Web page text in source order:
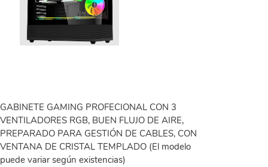
GABINETE GAMING PROFECIONAL CON 3
VENTILADORES RGB, BUEN FLUJO DE AIRE,
PREPARADO PARA GESTIÓN DE CABLES, CON
VENTANA DE CRISTAL TEMPLADO (El modelo
puede variar según existencias)